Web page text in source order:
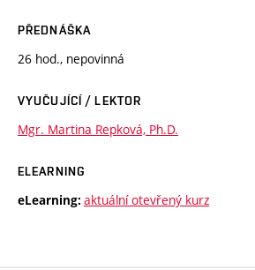
PŘEDNÁŠKA
26 hod., nepovinná
VYUČUJÍCÍ / LEKTOR
Mgr. Martina Repková, Ph.D.
ELEARNING
eLearning: aktuální otevřený kurz